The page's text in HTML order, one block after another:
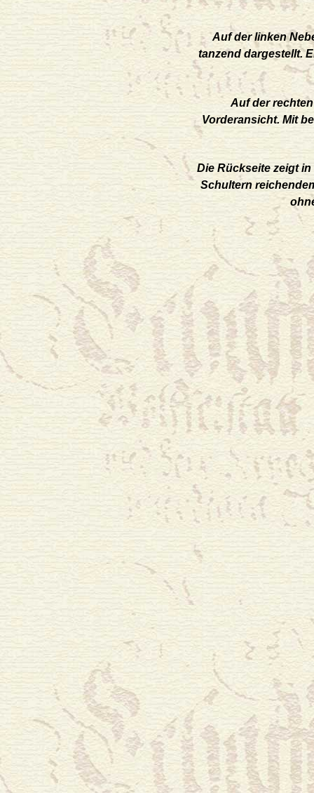
Auf der linken
tanzend dargestellt.
Auf der
Vorderansicht. Mit
Die Rückseite zeigt
Schultern